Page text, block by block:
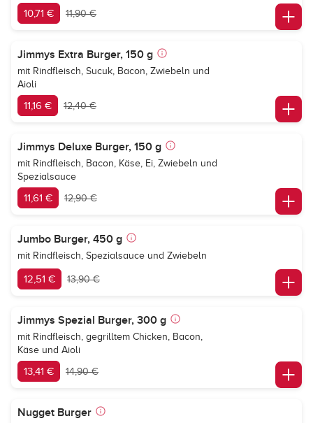
10,71 € 11,90 €
Jimmys Extra Burger, 150 g
mit Rindfleisch, Sucuk, Bacon, Zwiebeln und
Aioli
11,16 € 12,40 €
Jimmys Deluxe Burger, 150 g
mit Rindfleisch, Bacon, Käse, Ei, Zwiebeln und
Spezialsauce
11,61 € 12,90 €
Jumbo Burger, 450 g
mit Rindfleisch, Spezialsauce und Zwiebeln
12,51 € 13,90 €
Jimmys Spezial Burger, 300 g
mit Rindfleisch, gegrilltem Chicken, Bacon,
Käse und Aioli
13,41 € 14,90 €
Nugget Burger